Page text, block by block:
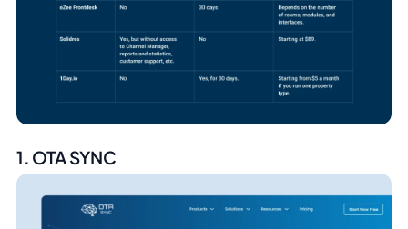
1. OTA SYNC